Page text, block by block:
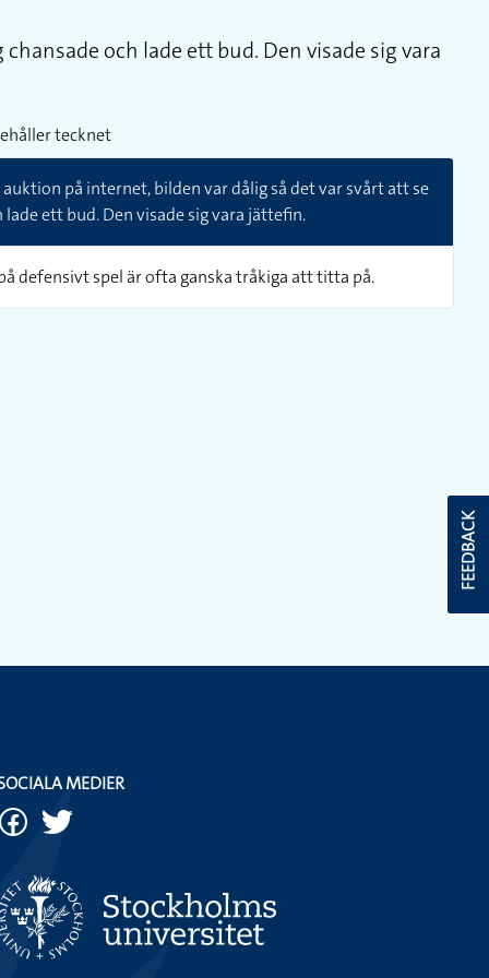
och lade ett bud. Den visade sig vara
tecknet
auktion på internet, bilden var dålig så det var svårt att se
ett bud. Den visade sig vara jättefin.
defensivt spel är ofta ganska tråkiga att titta på.
FEEDBACK
MEDIER